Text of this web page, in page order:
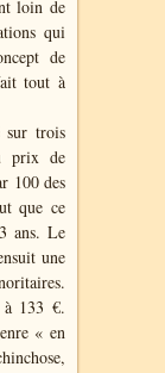
loin de
qui
de
tout à
sur trois
prix de
100 des
que ce
ans. Le
une
à 133 €.
« en